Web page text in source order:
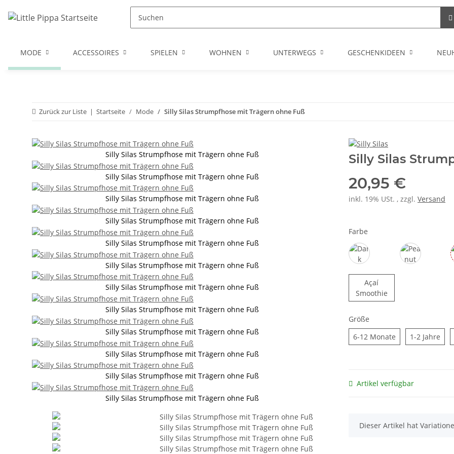
MODE ACCESSOIRES SPIELEN WOHNEN UNTERWEGS GESCHENKIDEEN
Zurück zur Liste Startseite Mode Silly Silas Strumpfhose mit Trägern ohne Fuß
Silly Silas Strumpfhose mit Trägern ohne Fuß
Silly Silas Strumpfhose mit Trägern ohne Fuß
Silly Silas Strumpfhose mit Trägern ohne Fuß
Silly Silas Strumpfhose mit Trägern ohne Fuß
Silly Silas Strumpfhose mit Trägern ohne Fuß
Silly Silas Strumpfhose mit Trägern ohne Fuß
Silly Silas Strumpfhose mit Trägern ohne Fuß
Silly Silas Strumpfhose mit Trägern ohne Fuß
Silly Silas Strumpfhose mit Trägern ohne Fuß
Silly Silas Strumpfhose mit Trägern ohne Fuß
Silly Silas Strumpfhose mit Trägern ohne Fuß
Silly Silas Strumpfhose mit Trägern ohne Fuß
Silly Silas
20,95 €
inkl. 19% USt. , zzgl. Versand
Farbe
Açaí
SmoothieAçaí Smoothie
Größe
6-12 Monate 6-12 Monate
1-2 Jahre 1-
Artikel verfügbar
x
Dieser Artikel hat